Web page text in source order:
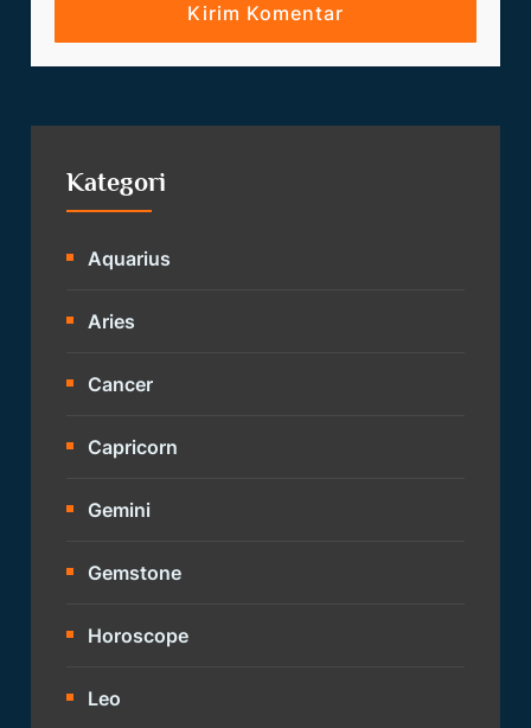
Kategori
Aquarius
Aries
Cancer
Capricorn
Gemini
Gemstone
Horoscope
Leo